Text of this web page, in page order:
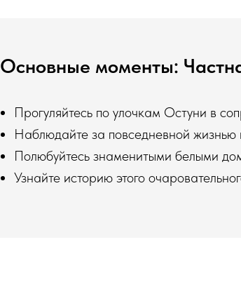
Основные моменты:
Прогуляйтесь по улочкам Остуни в
Наблюдайте за повседневной
Полюбуйтесь знаменитыми белыми
Узнайте историю этого